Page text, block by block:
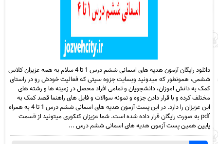
دانلود رایگان آزمون هدیه های اسمانی ششم درس 1 تا 4 سلام به همه عزیزان کلاس
ششمی، همونطور که میدونید وبسایت جزوه سیتی که فعالیت خودش رو در راستای
کمک به دانش اموزان، دانشجویان و تمامی افراد محصل در زمینه ها و رشته های
مختلف کرده و با قرار دادن جزوه و نمونه سوالات و فایل های راهنما قصد کمک به
این عزیزان را دارد. در این پست آزمون هدیه های اسمانی ششم درس 1 تا 4 به همراه
pdf به صورت رایگان قرار داده شده است. شما عزیزان کنکوری میتونید از قسمت
پایین همین پست آزمون هدیه های اسمانی ششم درس ...